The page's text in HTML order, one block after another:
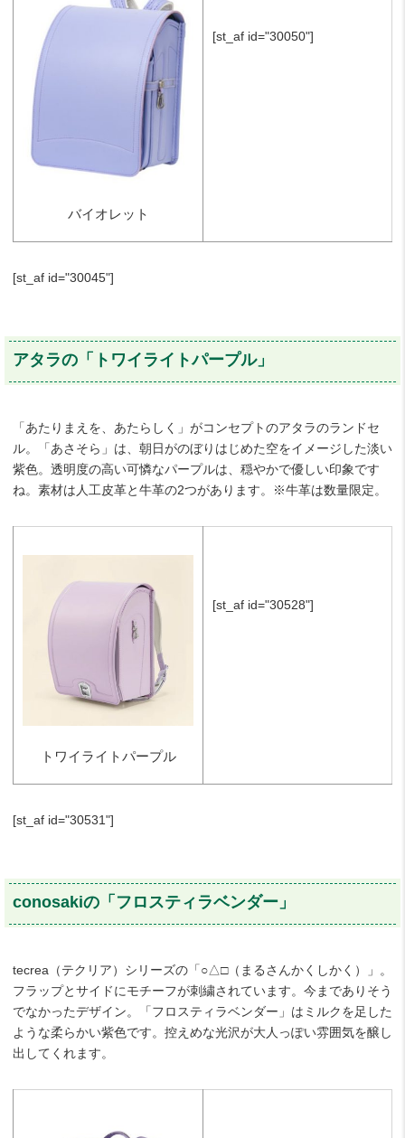
バイオレット
[st_af id="30050"]
[st_af id="30045"]
アタラの「トワイライトパープル」
「あたりまえを、あたらしく」がコンセプトのアタラのランドセ
ル。「あさそら」は、朝日がのぼりはじめた空をイメージした淡い
紫色。透明度の高い可憐なパープルは、穏やかで優しい印象です
ね。素材は人工皮革と牛革の2つがあります。※牛革は数量限定。
トワイライトパープル
[st_af id="30528"]
[st_af id="30531"]
conosakiの「フロスティラベンダー」
tecrea（テクリア）シリーズの「○△□（まるさんかくしかく）」。
フラップとサイドにモチーフが刺繍されています。今までありそう
でなかったデザイン。「フロスティラベンダー」はミルクを足した
ような柔らかい紫色です。控えめな光沢が大人っぽい雰囲気を醸し
出してくれます。